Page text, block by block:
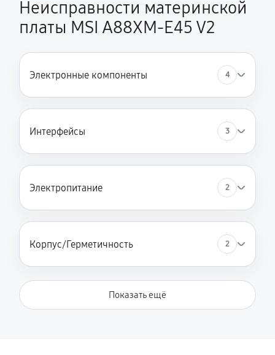
Неисправности материнской
платы MSI A88XM-E45 V2
Электронные компоненты 4
Интерфейсы 3
Электропитание 2
Корпус/Герметичность 2
Показать ещё